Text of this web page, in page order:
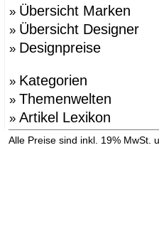
» Übersicht Marken
» Übersicht Designer
» Designpreise
» Kategorien
» Themenwelten
» Artikel Lexikon
Alle Preise sind inkl. 19% MwSt.